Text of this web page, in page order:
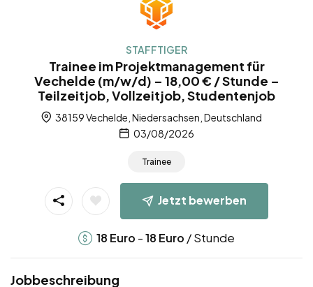
STAFFTIGER
Trainee im Projektmanagement für
Vechelde (m/w/d) – 18,00 € / Stunde –
Teilzeitjob, Vollzeitjob, Studentenjob
38159 Vechelde, Niedersachsen, Deutschland
03/08/2026
Trainee
Jetzt bewerben
18 Euro -18 Euro / Stunde
Jobbeschreibung